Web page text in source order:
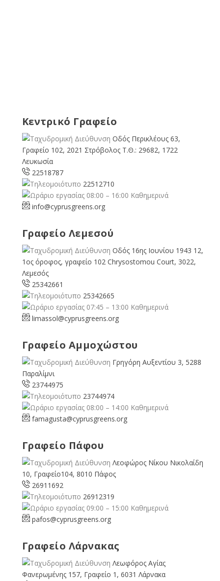
Κεντρικό Γραφείο
Οδός Περικλέους 63,
Γραφείο 102, 2021 Στρόβολος Τ.Θ.: 29682, 1722
Λευκωσία
22518787
22512710
08:00 – 16:00 Καθημερινά
info@cyprusgreens.org
Γραφείο Λεμεσού
Οδός 16ης Ιουνίου 1943 12,
1ος όροφος, γραφείο 102 Chrysostomou Court, 3022,
Λεμεσός
25342661
25342665
07:45 – 13:00 Καθημερινά
limassol@cyprusgreens.org
Γραφείο Αμμοχώστου
Γρηγόρη Αυξεντίου 3, 5288
Παραλίμνι
23744975
23744974
08:00 – 14:00 Καθημερινά
famagusta@cyprusgreens.org
Γραφείο Πάφου
Λεοφώρος Νίκου Νικολαίδη
10, Γραφείο104, 8010 Πάφος
26911692
26912319
09:00 – 15:00 Καθημερινά
pafos@cyprusgreens.org
Γραφείο Λάρνακας
Λεωφόρος Αγίας
Φανερωμένης 157, Γραφείο 1, 6031 Λάρνακα